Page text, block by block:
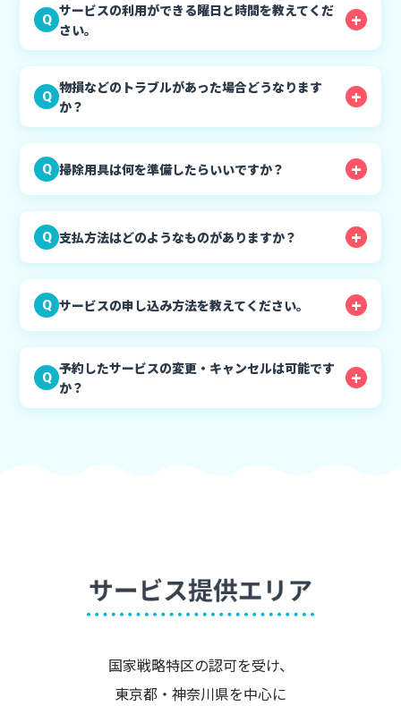
Q
サービスの利用ができる曜日と時間を教えてくだ
さい。
Q
物損などのトラブルがあった場合どうなります
か？
Q 掃除用具は何を準備したらいいですか？
Q 支払方法はどのようなものがありますか？
Q サービスの申し込み方法を教えてください。
Q
予約したサービスの変更・キャンセルは可能です
か？
国家戦略特区の認可を受け、
東京都・神奈川県を中心に